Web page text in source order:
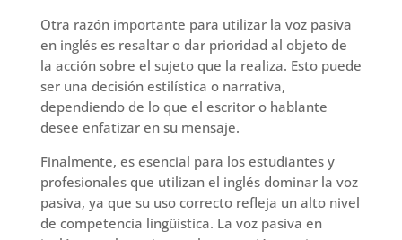
Otra razón importante para utilizar la voz pasiva
en inglés es resaltar o dar prioridad al objeto de
la acción sobre el sujeto que la realiza. Esto puede
ser una decisión estilística o narrativa,
dependiendo de lo que el escritor o hablante
desee enfatizar en su mensaje.
Finalmente, es esencial para los estudiantes y
profesionales que utilizan el inglés dominar la voz
pasiva, ya que su uso correcto refleja un alto nivel
de competencia lingüística. La voz pasiva en